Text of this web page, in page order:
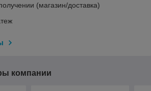
(магазин/доставка)
компании